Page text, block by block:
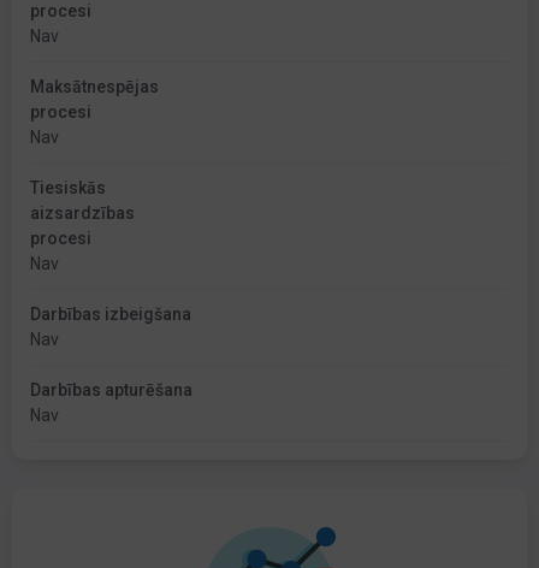
procesi
Nav
Maksātnespējas
procesi
Nav
Tiesiskās
aizsardzības
procesi
Nav
Darbības izbeigšana
Nav
Darbības apturēšana
Nav